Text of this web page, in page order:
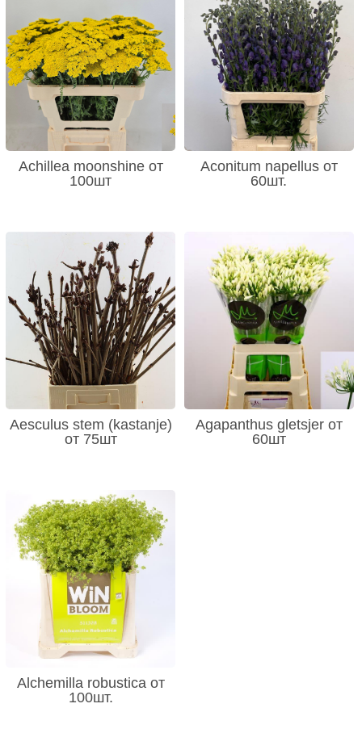
Achillea moonshine от
100шт
Aconitum napellus от
60шт.
Aesculus stem (kastanje)
от 75шт
Agapanthus gletsjer от
60шт
Alchemilla robustica от
100шт.